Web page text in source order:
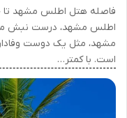
فاصله هتل اطلس مشهد تا
اطلس مشهد، درست نبش
مشهد، مثل یک دوست وفادار
است. با کمتر…